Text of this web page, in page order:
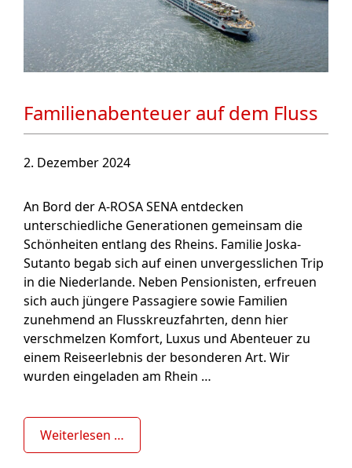
Familienabenteuer auf dem Fluss
2. Dezember 2024
An Bord der A-ROSA SENA entdecken
unterschiedliche Generationen gemeinsam die
Schönheiten entlang des Rheins. Familie Joska-
Sutanto begab sich auf einen unvergesslichen Trip
in die Niederlande. Neben Pensionisten, erfreuen
sich auch jüngere Passagiere sowie Familien
zunehmend an Flusskreuzfahrten, denn hier
verschmelzen Komfort, Luxus und Abenteuer zu
einem Reiseerlebnis der besonderen Art. Wir
wurden eingeladen am Rhein …
Weiterlesen …